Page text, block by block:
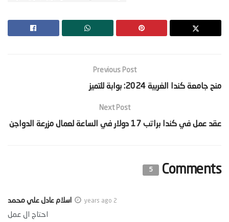
Previous Post
‫منح جامعة كندا الغربية 2024: بوابة للتميز‬
Next Post
‫عقد عمل في كندا براتب 17 دولار في الساعة لعمال مزرعة الدواجن‬
Comments
5
اسلام عادل علي محمد 2 years ago
احتاج ال عمل